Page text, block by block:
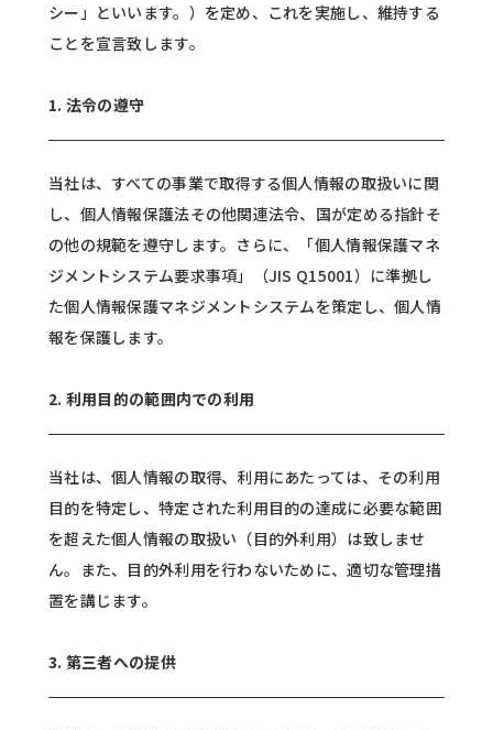
シー」といいます。）を定め、これを実施し、維持する
ことを宣言致します。
1. 法令の遵守
当社は、すべての事業で取得する個人情報の取扱いに関
し、個人情報保護法その他関連法令、国が定める指針そ
の他の規範を遵守します。さらに、「個人情報保護マネ
ジメントシステム要求事項」（JIS Q15001）に準拠し
た個人情報保護マネジメントシステムを策定し、個人情
報を保護します。
2. 利用目的の範囲内での利用
当社は、個人情報の取得、利用にあたっては、その利用
目的を特定し、特定された利用目的の達成に必要な範囲
を超えた個人情報の取扱い（目的外利用）は致しませ
ん。また、目的外利用を行わないために、適切な管理措
置を講じます。
3. 第三者への提供